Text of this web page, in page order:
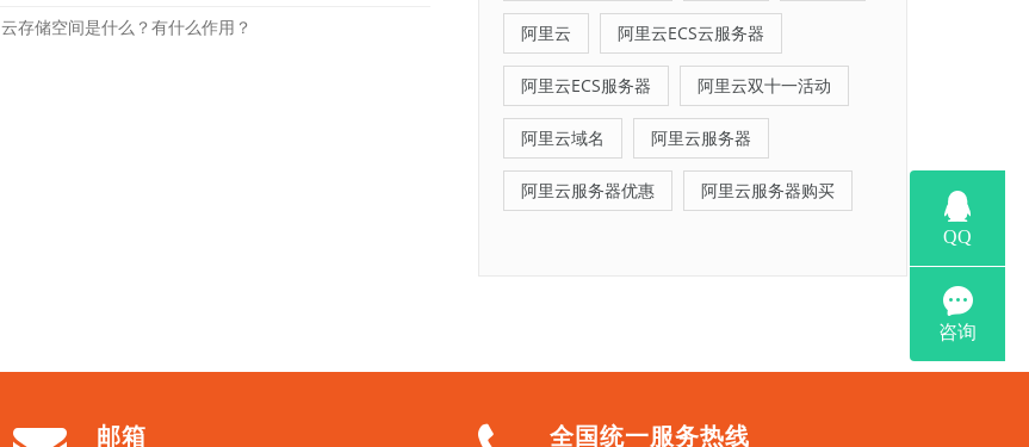
云存储空间是什么？有什么作用？ 阿里云 阿里云ECS云服务器
阿里云ECS服务器 阿里云双十一活动
阿里云域名 阿里云服务器
阿里云服务器优惠 阿里云服务器购买
邮箱 全国统一服务热线